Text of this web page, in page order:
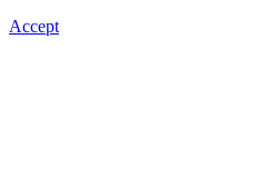
Accept